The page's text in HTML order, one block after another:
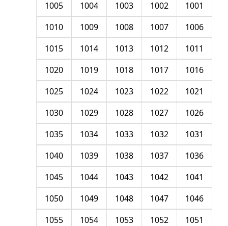
1001
1002
1003
1004
1005
1006
1007
1008
1009
1010
1011
1012
1013
1014
1015
1016
1017
1018
1019
1020
1021
1022
1023
1024
1025
1026
1027
1028
1029
1030
1031
1032
1033
1034
1035
1036
1037
1038
1039
1040
1041
1042
1043
1044
1045
1046
1047
1048
1049
1050
1051
1052
1053
1054
1055